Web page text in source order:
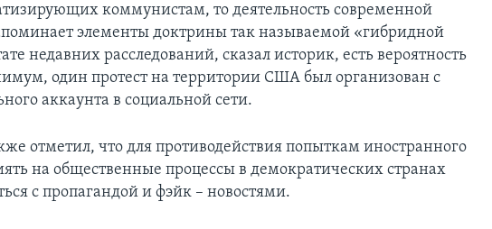
коммунистам, то деятельность современной
элементы доктрины так называемой «гибридной
недавних расследований, сказал историк, есть вероятность
один протест на территории США был организован с
аккаунта в социальной сети.
отметил, что для противодействия попыткам иностранного
на общественные процессы в демократических странах
с пропагандой и фэйк – новостями.